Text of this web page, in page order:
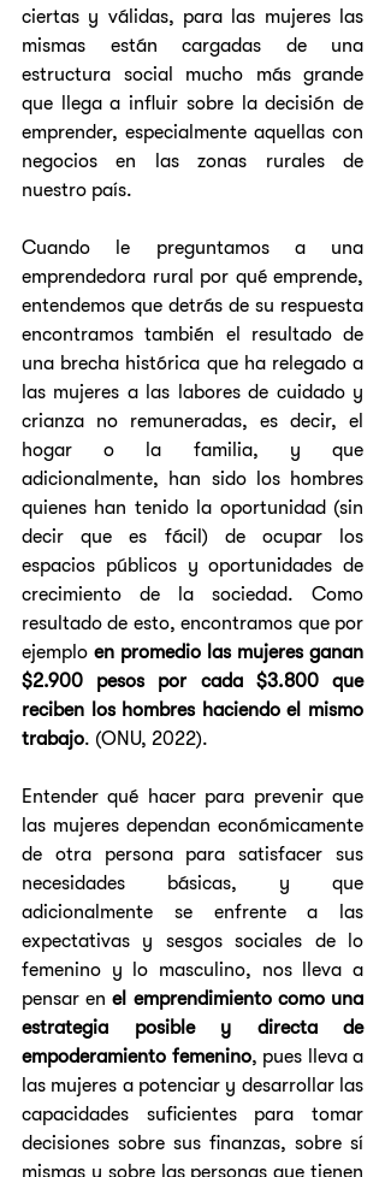
ciertas y válidas, para las mujeres las
mismas están cargadas de una
estructura social mucho más grande
que llega a influir sobre la decisión de
emprender, especialmente aquellas con
negocios en las zonas rurales de
nuestro país.
Cuando le preguntamos a una
emprendedora rural por qué emprende,
entendemos que detrás de su respuesta
encontramos también el resultado de
una brecha histórica que ha relegado a
las mujeres a las labores de cuidado y
crianza no remuneradas, es decir, el
hogar o la familia, y que
adicionalmente, han sido los hombres
quienes han tenido la oportunidad (sin
decir que es fácil) de ocupar los
espacios públicos y oportunidades de
crecimiento de la sociedad. Como
resultado de esto, encontramos que por
ejemplo en promedio las mujeres ganan
$2.900 pesos por cada $3.800 que
reciben los hombres haciendo el mismo
trabajo. (ONU, 2022).
Entender qué hacer para prevenir que
las mujeres dependan económicamente
de otra persona para satisfacer sus
necesidades básicas, y que
adicionalmente se enfrente a las
expectativas y sesgos sociales de lo
femenino y lo masculino, nos lleva a
pensar en el emprendimiento como una
estrategia posible y directa de
empoderamiento femenino, pues lleva a
las mujeres a potenciar y desarrollar las
capacidades suficientes para tomar
decisiones sobre sus finanzas, sobre sí
mismas y sobre las personas que tienen